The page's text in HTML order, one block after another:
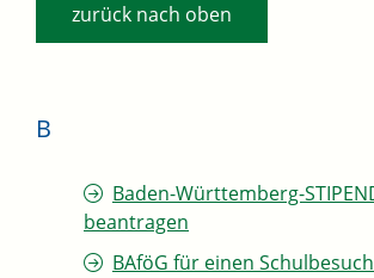
zurück nach oben
B
Baden-Württemberg-
beantragen
BAföG für einen